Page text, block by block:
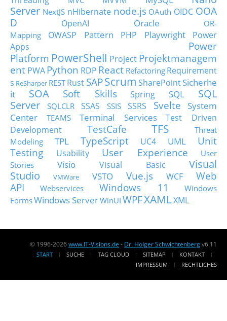
Server NextJS nHibernate node.js OAuth OIDC OOA
D
OpenAI Oracle
OR-
Mapping
OWASP Pattern PHP Playwright
Power
Apps
Power
Platform PowerShell Project Projektmanagem
ent PWA Python RDP React Refactoring Requirement
s ReSharper RESTRust SAPScrum SharePointSicherhe
it
SOA Soft Skills Spring SQL
SQL
Server
SQLCLR SSAS SSIS SSRS Svelte
System
Center
TEAMS Terminal Services
Test Driven
Development
TestCafe TFS
Threat
Modeling
TPL TypeScript UC4 UML
Unit
Testing
Usability User Experience
User
Stories
Visio Visual Basic
Visual
Studio
VMWare VSTO Vue.js WCF
Web
API
Webservices Windows 11
Windows
FormsWindows ServerWinUI WPFXAMLXML
© 1996-2026www.IT-Visions.de - Dr. Holger Schwichtenbergv6.11
START SUCHE TAG CLOUD SITEMAP
KONTAKT
IMPRESSUM
RECHTLICHES